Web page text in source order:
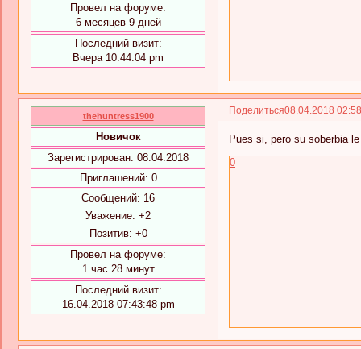
Провел на форуме:
6 месяцев 9 дней
Последний визит:
Вчера 10:44:04 pm
Поделиться08.04.2018
thehuntress1900
Новичок
Зарегистрирован: 08.04.2018
Приглашений: 0
Сообщений: 16
Уважение: +2
Позитив: +0
Провел на форуме:
1 час 28 минут
Последний визит:
16.04.2018 07:43:48 pm
Pues si, pero su soberbia
0